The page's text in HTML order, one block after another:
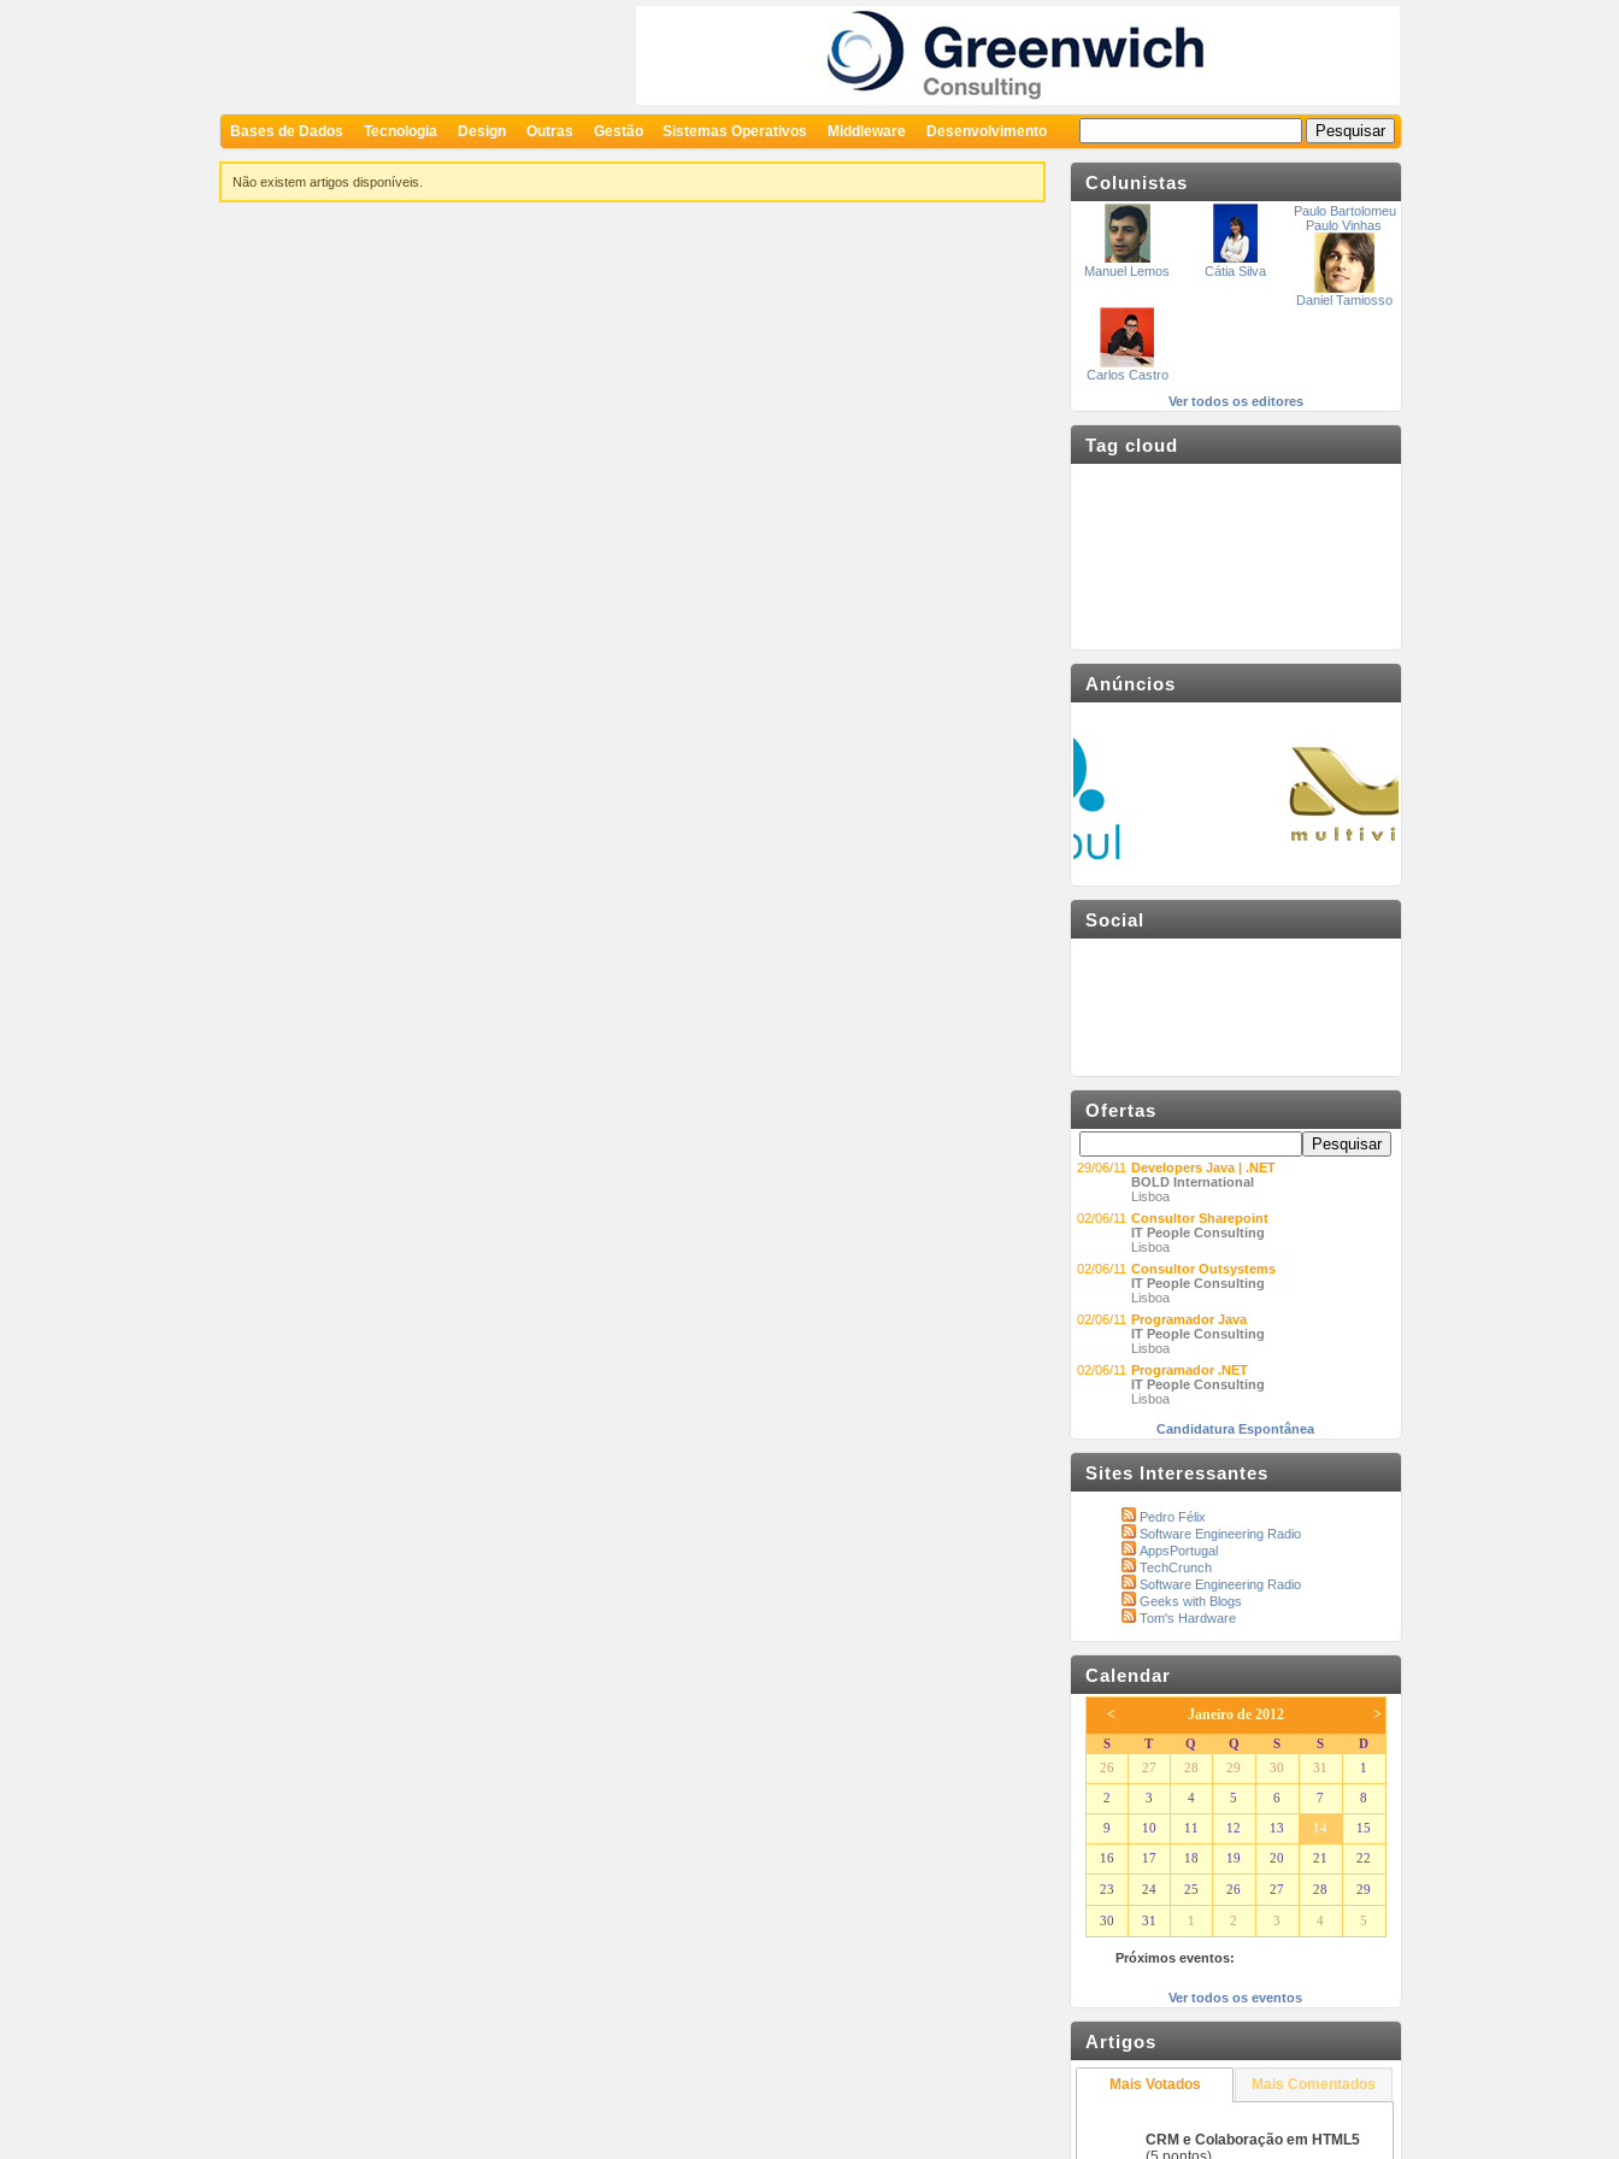
Bases de Dados Tecnologia Design Outras Gestão Sistemas Operativos Middleware Desenvolvimento
Não existem artigos disponíveis. Colunistas
Manuel Lemos Cátia Silva
Paulo Bartolomeu
Paulo Vinhas
Daniel Tamiosso
Carlos Castro
Ver todos os editores
Tag cloud
Anúncios
Social
Ofertas
29/06/11
Developers Java | .NET
BOLD International
Lisboa
02/06/11 Consultor Sharepoint
IT People Consulting
Lisboa
02/06/11 Consultor Outsystems
IT People Consulting
Lisboa
02/06/11
Programador Java
IT People Consulting
Lisboa
02/06/11
Programador .NET
IT People Consulting
Lisboa
Candidatura Espontânea
Sites Interessantes
Pedro Félix
Software Engineering Radio
AppsPortugal
TechCrunch
Software Engineering Radio
Geeks with Blogs
Tom's Hardware
Calendar
< Janeiro de 2012 >
S T Q Q S S
D
26
27 28 29 30 31 1
2 3 4 5 6 7 8
9 10 11 12 13 14 15
16 17 18 19 20 21 22
23 24 25 26 27 28 29
30 31 1 2 3 4 5
Próximos eventos:
Ver todos os eventos
Artigos
Mais Votados Mais Comentados
CRM e Colaboração em HTML5